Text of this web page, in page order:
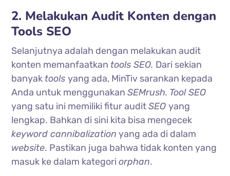
2. Melakukan Audit Konten dengan
Tools SEO
Selanjutnya adalah dengan melakukan audit
konten memanfaatkan tools SEO. Dari sekian
banyak toolsyang ada, MinTiv sarankan kepada
Anda untuk menggunakanSEMrush. Tool SEO
yang satu ini memiliki fitur auditSEOyang
lengkap. Bahkan di sini kita bisa mengecek
keyword cannibalization yang ada di dalam
website. Pastikan juga bahwa tidak konten yang
masuk ke dalam kategoriorphan.